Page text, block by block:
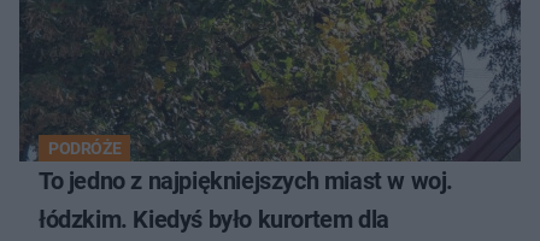
PODRÓŻE
To jedno z najpiękniejszych miast w woj.
łódzkim. Kiedyś było kurortem dla